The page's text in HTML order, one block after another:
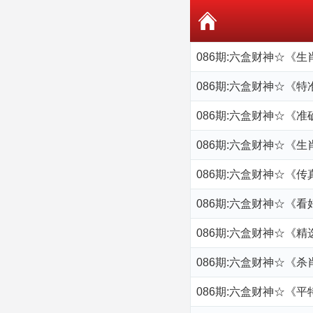
086期:六盒财神☆《生
086期:六盒财神☆《特
086期:六盒财神☆《准
086期:六盒财神☆《生
086期:六盒财神☆《传
086期:六盒财神☆《看
086期:六盒财神☆《精
086期:六盒财神☆《杀
086期:六盒财神☆《平